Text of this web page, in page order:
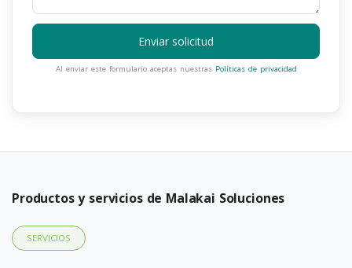
Al enviar este formulario aceptas nuestras Políticas de privacidad
Enviar solicitud
Productos y servicios de Malakai Soluciones
SERVICIOS